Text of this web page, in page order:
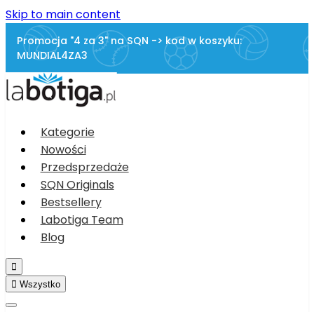
Skip to main content
Promocja "4 za 3" na SQN -> kod w koszyku:
MUNDIAL4ZA3
Kategorie
Nowości
Przedsprzedaże
SQN Originals
Bestsellery
Labotiga Team
Blog

 Wszystko